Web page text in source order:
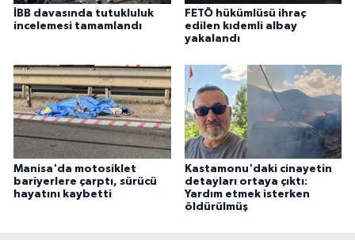
İBB davasında tutukluluk
incelemesi tamamlandı
FETÖ hükümlüsü ihraç
edilen kıdemli albay
yakalandı
Manisa'da motosiklet
bariyerlere çarptı, sürücü
hayatını kaybetti
Kastamonu'daki cinayetin
detayları ortaya çıktı:
Yardım etmek isterken
öldürülmüş